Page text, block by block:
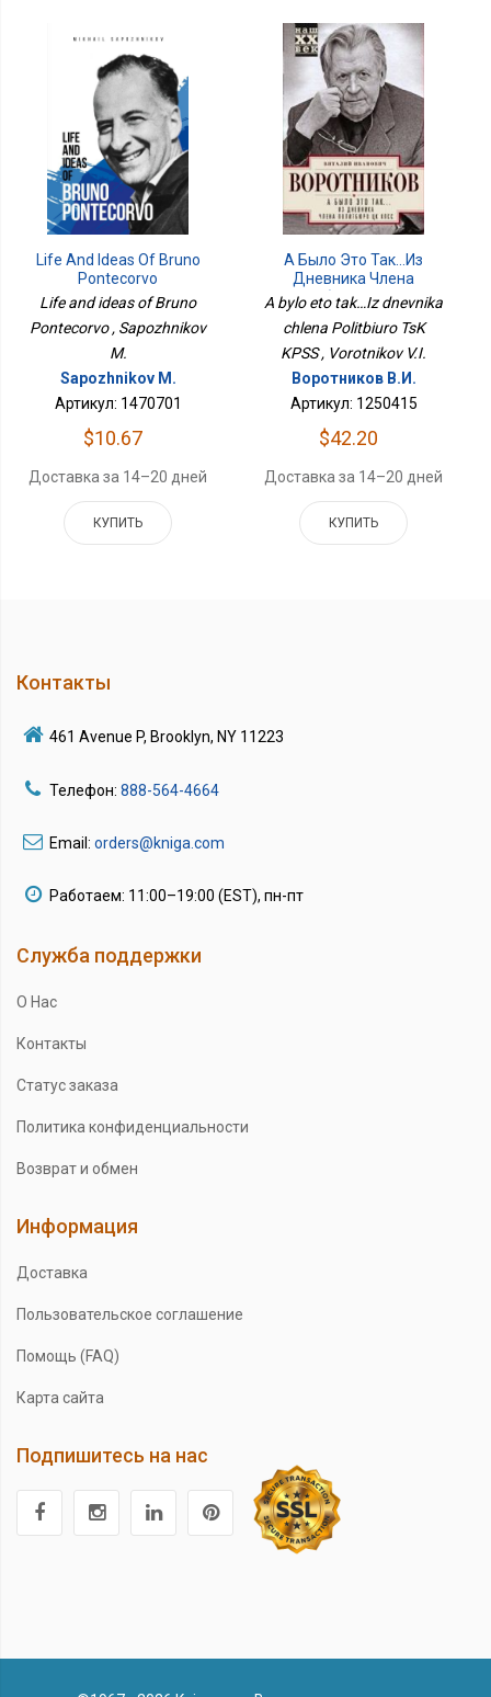
Life And Ideas Of Bruno
Pontecorvo
Life and ideas of Bruno
Pontecorvo , Sapozhnikov
M.
Sapozhnikov M.
Артикул: 1470701
$10.67
Доставка за 14–20 дней
КУПИТЬ
А Было Это Так…Из
Дневника Члена
Политбюро ЦК КПСС
A bylo eto tak…Iz dnevnika
chlena Politbiuro TsK
KPSS , Vorotnikov V.I.
Воротников В.И.
Артикул: 1250415
$42.20
Доставка за 14–20 дней
КУПИТЬ
Контакты
461 Avenue P, Brooklyn, NY 11223
Телефон: 888-564-4664
Email: orders@kniga.com
Работаем: 11:00–19:00 (EST), пн-пт
Служба поддержки
О Нас
Контакты
Статус заказа
Политика конфиденциальности
Возврат и обмен
Информация
Доставка
Пользовательское соглашение
Помощь (FAQ)
Карта сайта
Подпишитесь на нас